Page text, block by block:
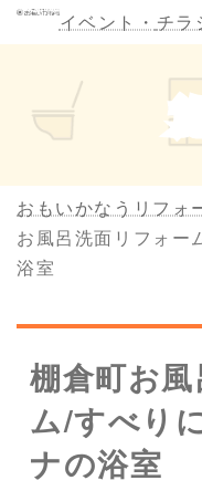
コ
ン
ッ
プ
ナ
ビ
移
動
イベント・ チラ
おもいかなうリフォ
お風呂洗面リフォー
浴室
棚倉町お
ム/すべり
ナの浴室